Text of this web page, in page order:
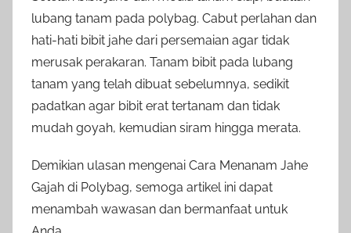
lubang tanam pada polybag. Cabut perlahan dan
hati-hati bibit jahe dari persemaian agar tidak
merusak perakaran. Tanam bibit pada lubang
tanam yang telah dibuat sebelumnya, sedikit
padatkan agar bibit erat tertanam dan tidak
mudah goyah, kemudian siram hingga merata.
Demikian ulasan mengenai Cara Menanam Jahe
Gajah di Polybag, semoga artikel ini dapat
menambah wawasan dan bermanfaat untuk